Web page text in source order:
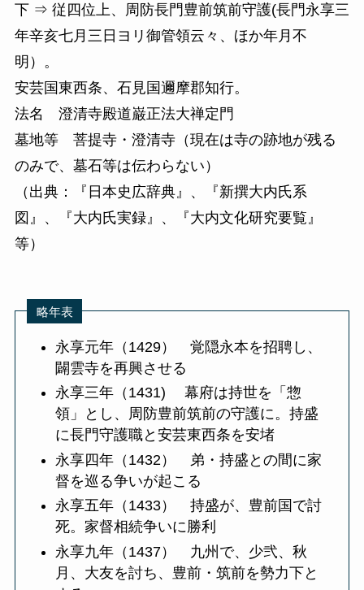
下 ⇒ 従四位上、周防長門豊前筑前守護(長門永享三
年辛亥七月三日ヨリ御管領云々、ほか年月不
明）。
安芸国東西条、石見国邇摩郡知行。
法名 澄清寺殿道巌正法大禅定門
墓地等 菩提寺・澄清寺（現在は寺の跡地が残る
のみで、墓石等は伝わらない）
（出典：『日本史広辞典』、『新撰大内氏系
図』、『大内氏実録』、『大内文化研究要覧』
等）
略年表
永享元年（1429） 覚隠永本を招聘し、
闢雲寺を再興させる
永享三年（1431) 幕府は持世を「惣
領」とし、周防豊前筑前の守護に。持盛
に長門守護職と安芸東西条を安堵
永享四年（1432） 弟・持盛との間に家
督を巡る争いが起こる
永享五年（1433） 持盛が、豊前国で討
死。家督相続争いに勝利
永享九年（1437） 九州で、少弐、秋
月、大友を討ち、豊前・筑前を勢力下と